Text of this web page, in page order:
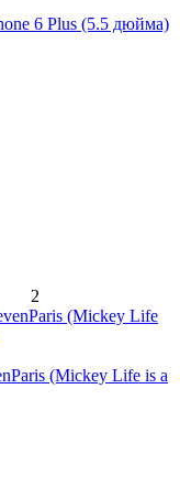
6 Plus (5.5 дюйма)
2
(Mickey Life is a